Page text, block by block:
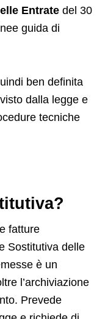
Entrate del 30
guida di
ben definita
dalla legge e
tecniche
fatture
Sostitutiva delle
è un
l’archiviazione
Prevede